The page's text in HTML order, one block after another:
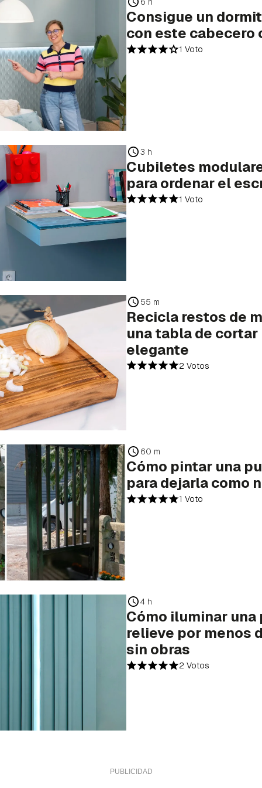
de Hogarmanía.
INICIAR SESIÓN CANCELAR
Consigue un
con este cabecero
1 Voto
3 h
Cubiletes
para ordenar el
1 Voto
55 m
Recicla restos de
una tabla de
elegante
2 Votos
60 m
Cómo pintar una
para dejarla como
1 Voto
4 h
Cómo iluminar una
relieve por menos
sin obras
2 Votos